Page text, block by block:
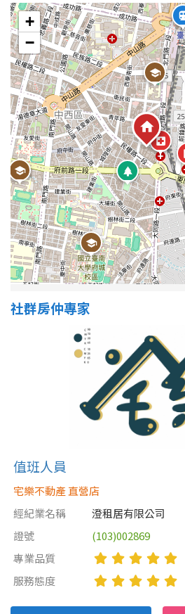
3樓
5~10樓
21樓以上
~
格局
不拘
2房
4房
售價
+
−
社群房仲專家
值班人員
宅樂不動產 直營店
經紀業名稱
澄租居有限公司
證號
(103)002869
專業品質
服務態度